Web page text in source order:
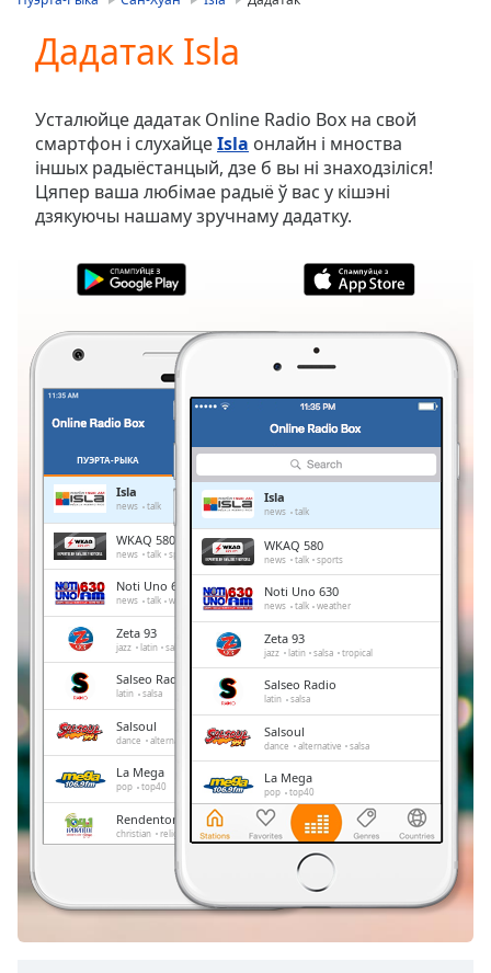
Video
Skip
Backward
Skip
Forward
Mute
Current
Duration-:-
0.00%
Stream
TypeLIVE
Seek to
LIVE
Remaining
Time-
Chapters
Descriptions
descriptions
,
Subtitles
subtitles
Дадатак Isla
Усталюйце дадатак Online Radio Box на свой
смартфон і слухайцеIsla онлайн і мноства
іншых радыёстанцый, дзе б вы ні знаходзіліся!
Цяпер ваша любімае радыё ў вас у кішэні
дзякуючы нашаму зручнаму дадатку.
ПУЭРТА-РЫКА
Isla
news talk
WKAQ 580
news talk sports
Noti Uno 630
news talk weather
Zeta 93
jazz latin salsa tropical
Salseo Radio
latin salsa
Salsoul
dance alternative salsa
La Mega
pop top40
Rendentor 104.1 FM
christian religious
Radio Paraíso
children
Isla
news talk
WKAQ 580
news talk sports
Noti Uno 630
news talk weather
Zeta 93
jazz latin salsa tropical
Salseo Radio
latin salsa
Salsoul
dance alternative salsa
La Mega
pop top40
Rendentor 104.1 FM
christian religious
Radio Paraíso
children